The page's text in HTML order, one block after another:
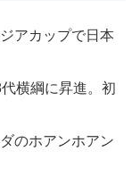
アカップで日本
横綱に昇進。初
のホアンホアン